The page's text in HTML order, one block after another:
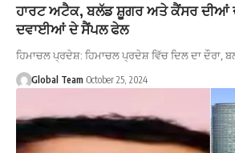
ਹਾਰਟ ਅਟੈਕ, ਬਲੱਡ ਸ਼ੂਗਰ ਅਤੇ ਕੈਂਸਰ ਦੀਆਂ
ਦਵਾਈਆਂ ਦੇ ਸੈਂਪਲ ਫੇਲ
ਹਿਮਾਚਲ ਪ੍ਰਦੇਸ਼: ਹਿਮਾਚਲ ਪ੍ਰਦੇਸ਼ ਵਿੱਚ ਦਿਲ ਦਾ
Global Team October 25, 2024